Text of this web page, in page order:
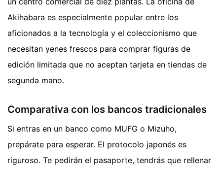
Akihabara es especialmente popular entre los
aficionados a la tecnología y el coleccionismo que
necesitan yenes frescos para comprar figuras de
edición limitada que no aceptan tarjeta en tiendas de
segunda mano.
Comparativa con los bancos tradicionales
Si entras en un banco como MUFG o Mizuho,
prepárate para esperar. El protocolo japonés es
riguroso. Te pedirán el pasaporte, tendrás que rellenar